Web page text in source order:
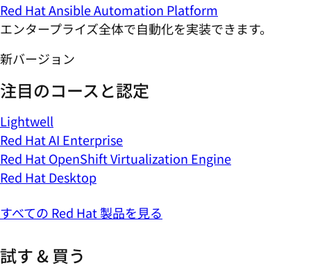
Red Hat Ansible Automation Platform
エンタープライズ全体で自動化を実装できます。
新バージョン
注目のコースと認定
Lightwell
Red Hat AI Enterprise
Red Hat OpenShift Virtualization Engine
Red Hat Desktop
すべての Red Hat 製品を見る
試す & 買う